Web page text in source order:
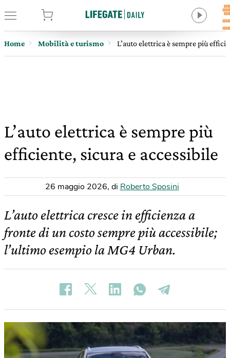
Home Mobilità e turismo L’auto elettrica è sempre più
L’auto elettrica è sempre più
efficiente, sicura e accessibile
26 maggio 2026, di Roberto Sposini
L’auto elettrica cresce in efficienza a
fronte di un costo sempre più accessibile;
l’ultimo esempio la MG4 Urban.